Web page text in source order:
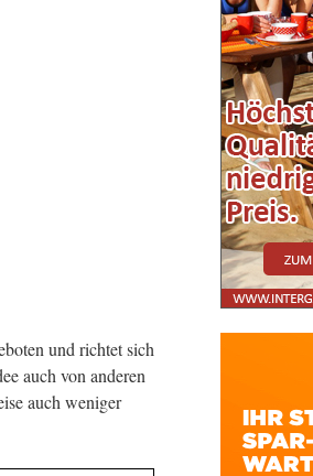
und richtet sich
auch von anderen
auch weniger